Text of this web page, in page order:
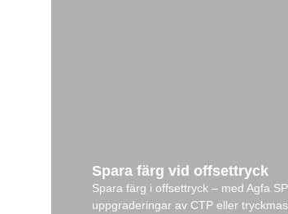
Spara färg vid offsettryck
Spara färg i offsettryck – med Agfa
uppgraderingar av CTP eller